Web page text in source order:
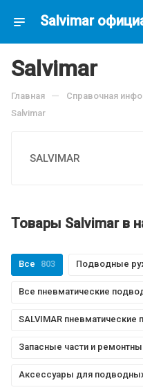
Salvimar
Главная — Справочная
Salvimar
SALVIMAR
Товары Salvimar в
Все 803 Подводные
Все пневматические
SALVIMAR
Запасные части и
Аксессуары для